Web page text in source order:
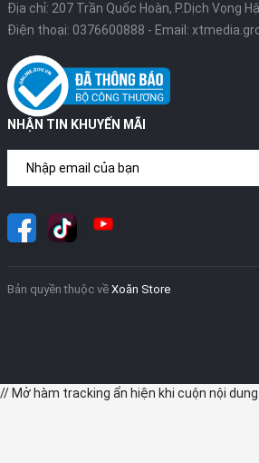
Địa chỉ: 207 Trần Quốc Hoàn, P.Dịch Vọng
Điện thoại: 0376600888 - Email:
NHẬN TIN KHUYẾN MÃI
Bản quyền thuộc về Xoăn Store
// Mở hàm tracking ẩn hiện khi cuộn nội dung.